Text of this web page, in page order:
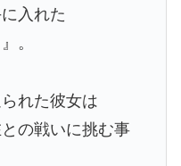
入れた
。
れた彼女は
の戦いに挑む事